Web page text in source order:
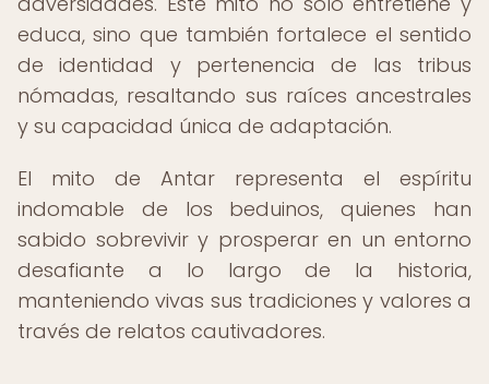
educa, sino que también fortalece el sentido
de identidad y pertenencia de las tribus
nómadas, resaltando sus raíces ancestrales
y su capacidad única de adaptación.
El mito de Antar representa el espíritu
indomable de los beduinos, quienes han
sabido sobrevivir y prosperar en un entorno
desafiante a lo largo de la historia,
manteniendo vivas sus tradiciones y valores a
través de relatos cautivadores.